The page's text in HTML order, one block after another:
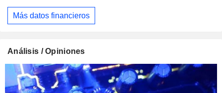
Más datos financieros
Análisis / Opiniones